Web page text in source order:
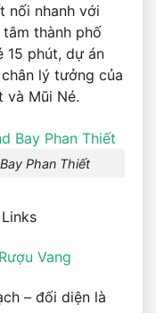
nối nhanh với
tâm thành phố
15 phút, dự án
lý tưởng của
và Mũi Né.
Phan Thiết
Vang
– đối diện là